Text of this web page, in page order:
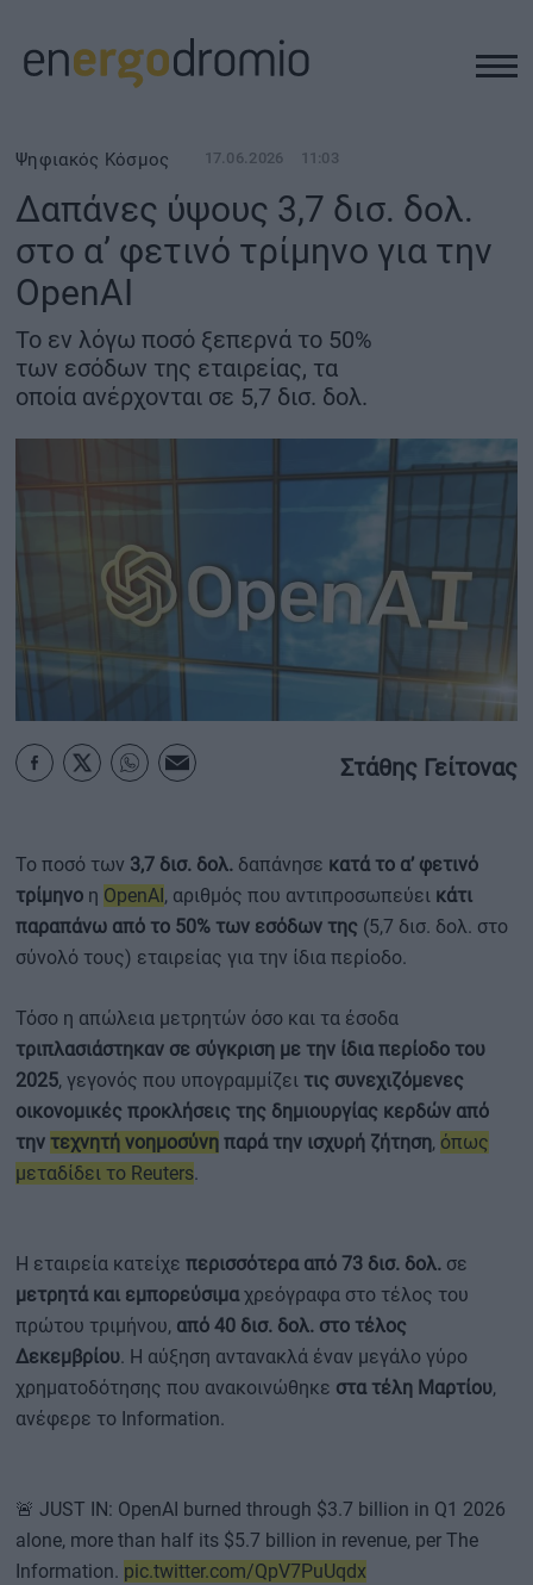
ΥΠΟΔΟΜΕΣ
REAL ESTATE
ΠΕΡΙΒΑΛΛΟΝ
ΕΝΕΡΓΕΙΑ
ΜΕΤΑΦΟΡΕΣ - ΗΛΕΚΤΡΟΚΙΝΗΣΗ
ΨΗΦΙΑΚΟΣ ΚΟΣΜΟΣ
ΟΙΚΟΝΟΜΙΑ - ΕΠΙΧΕΙΡΗΣΕΙΣ
MY PROPERTY
ΚΑΡΑΜΠΟΛΕΣ
ΕΠΙΚΟΙΝΩΝΙΑ
ΤΑΥΤΟΤΗΤΑ
Ψηφιακός Κόσμος 17.06.2026 11:03
Δαπάνες ύψους 3,7 δισ. δολ.
στο α’ φετινό τρίμηνο για την
OpenAI
Το εν λόγω ποσό ξεπερνά το 50%
των εσόδων της εταιρείας, τα
οποία ανέρχονται σε 5,7 δισ. δολ.
Στάθης Γείτονας
Το ποσό των 3,7 δισ. δολ. δαπάνησε κατά το α’ φετινό
τρίμηνο η OpenAI , αριθμός που αντιπροσωπεύει κάτι
παραπάνω από το 50% των εσόδων της (5,7 δισ. δολ. στο
σύνολό τους) εταιρείας για την ίδια περίοδο.
Τόσο η απώλεια μετρητών όσο και τα έσοδα
τριπλασιάστηκαν σε σύγκριση με την ίδια περίοδο του
2025, γεγονός που υπογραμμίζει τις συνεχιζόμενες
οικονομικές προκλήσεις της δημιουργίας κερδών από
την τεχνητή νοημοσύνη παρά την ισχυρή ζήτηση, όπως
μεταδίδει το Reuters.
Η εταιρεία κατείχε περισσότερα από 73 δισ. δολ. σε
μετρητά και εμπορεύσιμαχρεόγραφα στο τέλος του
πρώτου τριμήνου, από 40 δισ. δολ. στο τέλος
Δεκεμβρίου. Η αύξηση αντανακλά έναν μεγάλο γύρο
χρηματοδότησης που ανακοινώθηκε στα τέλη Μαρτίου,
ανέφερε το Information.
🚨 JUST IN: OpenAI burned through $3.7 billion in Q1 2026
alone, more than half its $5.7 billion in revenue, per The
Information. pic.twitter.com/QpV7PuUqdx